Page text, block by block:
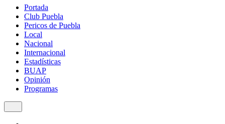
Portada
Club Puebla
Pericos de Puebla
Local
Nacional
Internacional
Estadísticas
BUAP
Opinión
Programas